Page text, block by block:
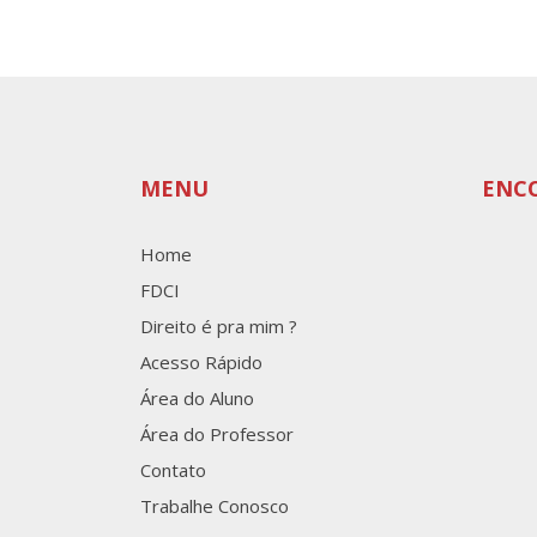
MENU
Home
FDCI
Direito é pra mim ?
Acesso Rápido
Área do Aluno
Área do Professor
Contato
Trabalhe Conosco